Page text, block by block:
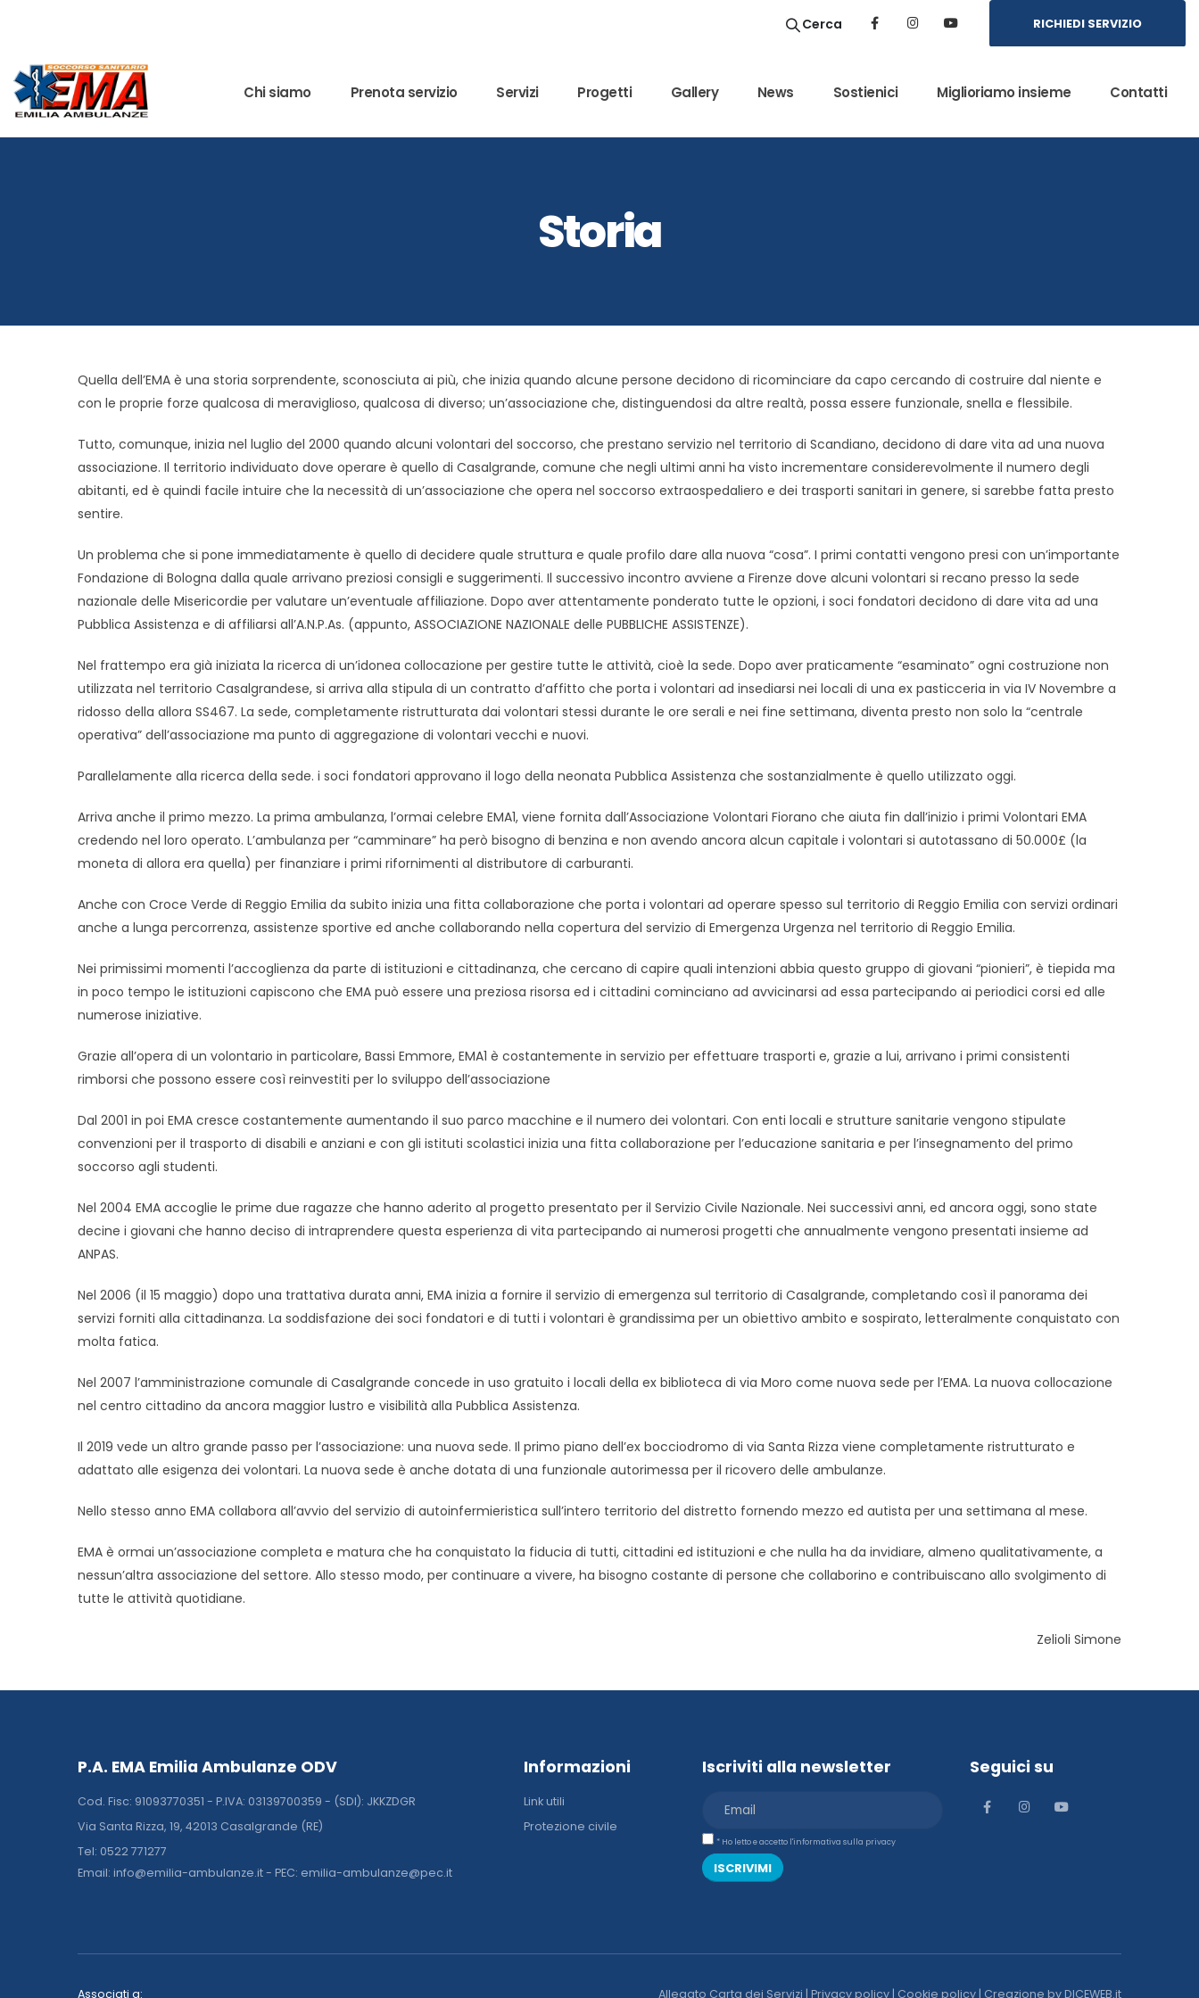
Cerca RICHIEDI SERVIZIO
Chi siamo Prenota servizio Servizi Progetti Gallery News Sostienici Miglioriamo insieme Contatti
Storia
Quella dell’EMA è una storia sorprendente, sconosciuta ai più, che inizia quando alcune persone decidono di ricominciare da capo cercando di costruire dal niente e
con le proprie forze qualcosa di meraviglioso, qualcosa di diverso; un’associazione che, distinguendosi da altre realtà, possa essere funzionale, snella e flessibile.
Tutto, comunque, inizia nel luglio del 2000 quando alcuni volontari del soccorso, che prestano servizio nel territorio di Scandiano, decidono di dare vita ad una nuova
associazione. Il territorio individuato dove operare è quello di Casalgrande, comune che negli ultimi anni ha visto incrementare considerevolmente il numero degli
abitanti, ed è quindi facile intuire che la necessità di un’associazione che opera nel soccorso extraospedaliero e dei trasporti sanitari in genere, si sarebbe fatta presto
sentire.
Un problema che si pone immediatamente è quello di decidere quale struttura e quale profilo dare alla nuova “cosa”. I primi contatti vengono presi con un’importante
Fondazione di Bologna dalla quale arrivano preziosi consigli e suggerimenti. Il successivo incontro avviene a Firenze dove alcuni volontari si recano presso la sede
nazionale delle Misericordie per valutare un’eventuale affiliazione. Dopo aver attentamente ponderato tutte le opzioni, i soci fondatori decidono di dare vita ad una
Pubblica Assistenza e di affiliarsi all’A.N.P.As. (appunto, ASSOCIAZIONE NAZIONALE delle PUBBLICHE ASSISTENZE).
Nel frattempo era già iniziata la ricerca di un’idonea collocazione per gestire tutte le attività, cioè la sede. Dopo aver praticamente “esaminato” ogni costruzione non
utilizzata nel territorio Casalgrandese, si arriva alla stipula di un contratto d’affitto che porta i volontari ad insediarsi nei locali di una ex pasticceria in via IV Novembre a
ridosso della allora SS467. La sede, completamente ristrutturata dai volontari stessi durante le ore serali e nei fine settimana, diventa presto non solo la “centrale
operativa” dell’associazione ma punto di aggregazione di volontari vecchi e nuovi.
Parallelamente alla ricerca della sede. i soci fondatori approvano il logo della neonata Pubblica Assistenza che sostanzialmente è quello utilizzato oggi.
Arriva anche il primo mezzo. La prima ambulanza, l’ormai celebre EMA1, viene fornita dall’Associazione Volontari Fiorano che aiuta fin dall’inizio i primi Volontari EMA
credendo nel loro operato. L’ambulanza per “camminare” ha però bisogno di benzina e non avendo ancora alcun capitale i volontari si autotassano di 50.000£ (la
moneta di allora era quella) per finanziare i primi rifornimenti al distributore di carburanti.
Anche con Croce Verde di Reggio Emilia da subito inizia una fitta collaborazione che porta i volontari ad operare spesso sul territorio di Reggio Emilia con servizi ordinari
anche a lunga percorrenza, assistenze sportive ed anche collaborando nella copertura del servizio di Emergenza Urgenza nel territorio di Reggio Emilia.
Nei primissimi momenti l’accoglienza da parte di istituzioni e cittadinanza, che cercano di capire quali intenzioni abbia questo gruppo di giovani “pionieri”, è tiepida ma
in poco tempo le istituzioni capiscono che EMA può essere una preziosa risorsa ed i cittadini cominciano ad avvicinarsi ad essa partecipando ai periodici corsi ed alle
numerose iniziative.
Grazie all’opera di un volontario in particolare, Bassi Emmore, EMA1 è costantemente in servizio per effettuare trasporti e, grazie a lui, arrivano i primi consistenti
rimborsi che possono essere così reinvestiti per lo sviluppo dell’associazione
Dal 2001 in poi EMA cresce costantemente aumentando il suo parco macchine e il numero dei volontari. Con enti locali e strutture sanitarie vengono stipulate
convenzioni per il trasporto di disabili e anziani e con gli istituti scolastici inizia una fitta collaborazione per l’educazione sanitaria e per l’insegnamento del primo
soccorso agli studenti.
Nel 2004 EMA accoglie le prime due ragazze che hanno aderito al progetto presentato per il Servizio Civile Nazionale. Nei successivi anni, ed ancora oggi, sono state
decine i giovani che hanno deciso di intraprendere questa esperienza di vita partecipando ai numerosi progetti che annualmente vengono presentati insieme ad
ANPAS.
Nel 2006 (il 15 maggio) dopo una trattativa durata anni, EMA inizia a fornire il servizio di emergenza sul territorio di Casalgrande, completando così il panorama dei
servizi forniti alla cittadinanza. La soddisfazione dei soci fondatori e di tutti i volontari è grandissima per un obiettivo ambito e sospirato, letteralmente conquistato con
molta fatica.
Nel 2007 l’amministrazione comunale di Casalgrande concede in uso gratuito i locali della ex biblioteca di via Moro come nuova sede per l’EMA. La nuova collocazione
nel centro cittadino da ancora maggior lustro e visibilità alla Pubblica Assistenza.
Il 2019 vede un altro grande passo per l’associazione: una nuova sede. Il primo piano dell’ex bocciodromo di via Santa Rizza viene completamente ristrutturato e
adattato alle esigenza dei volontari. La nuova sede è anche dotata di una funzionale autorimessa per il ricovero delle ambulanze.
Nello stesso anno EMA collabora all’avvio del servizio di autoinfermieristica sull’intero territorio del distretto fornendo mezzo ed autista per una settimana al mese.
EMA è ormai un’associazione completa e matura che ha conquistato la fiducia di tutti, cittadini ed istituzioni e che nulla ha da invidiare, almeno qualitativamente, a
nessun’altra associazione del settore. Allo stesso modo, per continuare a vivere, ha bisogno costante di persone che collaborino e contribuiscano allo svolgimento di
tutte le attività quotidiane.
Zelioli Simone
P.A. EMA Emilia Ambulanze ODV
Cod. Fisc: 91093770351 - P.IVA: 03139700359 - (SDI): JKKZDGR
Via Santa Rizza, 19, 42013 Casalgrande (RE)
Tel: 0522 771277
Email: info@emilia-ambulanze.it - PEC: emilia-ambulanze@pec.it
Informazioni
Link utili
Protezione civile
Iscriviti alla newsletter
* Ho letto e accetto l'informativa sulla privacy
ISCRIVIMI
Seguici su
Associati a: Allegato Carta dei Servizi | Privacy policy | Cookie policy | Creazione by DICEWEB.it